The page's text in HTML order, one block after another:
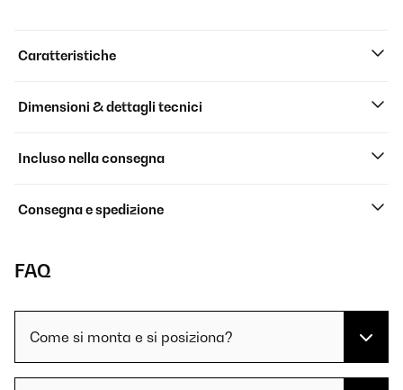
Caratteristiche
Dimensioni & dettagli tecnici
Incluso nella consegna
Consegna e spedizione
FAQ
Come si monta e si posiziona?